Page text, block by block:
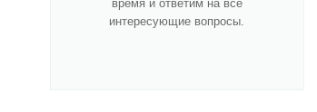
время и ответим на все
интересующие вопросы.